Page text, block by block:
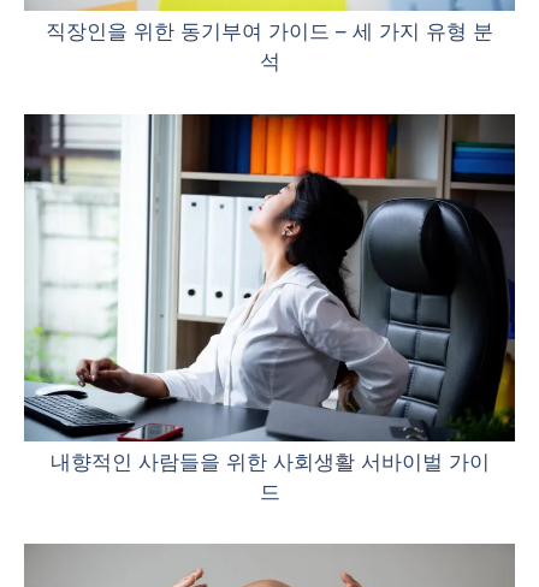
직장인을 위한 동기부여 가이드 – 세 가지 유형 분
석
내향적인 사람들을 위한 사회생활 서바이벌 가이
드